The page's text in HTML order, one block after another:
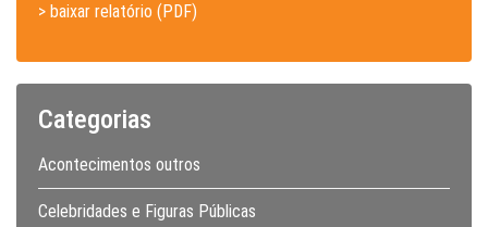
> baixar relatório (PDF)
Categorias
Acontecimentos outros
Celebridades e Figuras Públicas